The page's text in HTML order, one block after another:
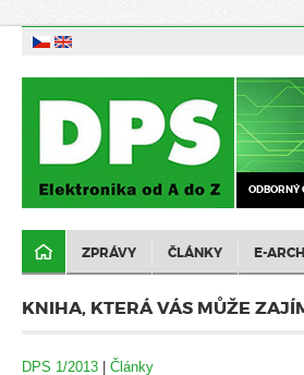
ODBORNÝ
ZPRÁVY ČLÁNKY E-
KNIHA, KTERÁ VÁS MŮŽE
DPS 1/2013 | Články